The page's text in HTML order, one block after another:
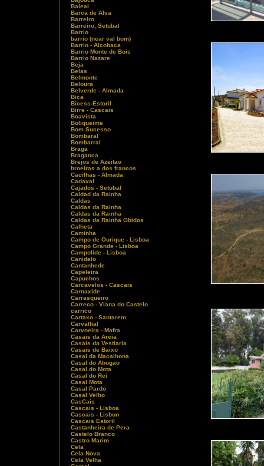
Baleal
Barca de Alva
Barreiro
Barreiro, Setubal
Barrio
barrio (near val bom)
Barrio - Alcobaca
Barrio Monte de Bois
Barrio Nazare
Beja
Belas
Belmonte
Beloura
Belverde - Almada
Bica
Bicess-Estoril
Birre - Cascais
Boavista
Boliqueime
Bom Sucesso
Bombaral
Bombarral
Braga
Braganca
Brejos de Azeitao
broeiras a dos francos
Cacilhas - Almada
Cadaval
Cajados - Setubal
Caldad da Rainha
Caldas
Caldas da Rainha
Caldas da Rainha
Caldas da Rainha Obidos
Calheta
Caminha
Campo de Ourique - Lisboa
Campo Grande - Lisboa
Campolide - Lisboa
Canidelo
Cantanhede
Capeleira
Capuchos
Carcavelos - Cascais
Carnaxide
Carrasqueiro
Carreco - Viana do Castelo
carrico
Cartaxo - Santarem
Carvalhal
Carvoeira - Mafra
Casais da Areia
Casais da Vestiaria
Casais de Baixo
Casal da Macalhona
Casal do Abogao
Casal do Mota
Casal do Rei
Casal Mota
Casal Pardo
Casal Velho
CasCais
Cascais - Lisboa
Cascais - Lisbon
Cascais Estoril
Castanheira de Pera
Castelo Branco
Castro Marim
Cela
Cela Nova
Cela Velha